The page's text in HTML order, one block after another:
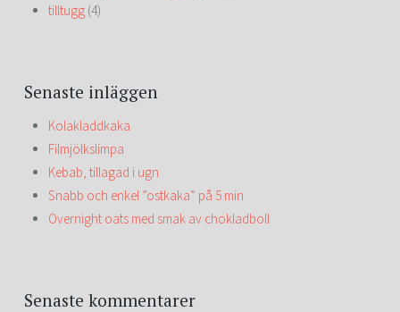
tilltugg (4)
Senaste inläggen
Kolakladdkaka
Filmjölkslimpa
Kebab, tillagad i ugn
Snabb och enkel ”ostkaka” på 5 min
Overnight oats med smak av chokladboll
Senaste kommentarer